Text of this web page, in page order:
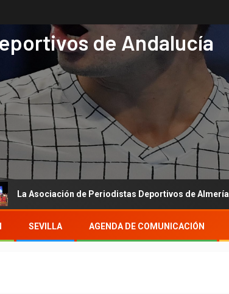
de Andalucía
de Periodistas Deportivos de Almería vive su día
SEVILLA AGENDA DE COMUNICACIÓN